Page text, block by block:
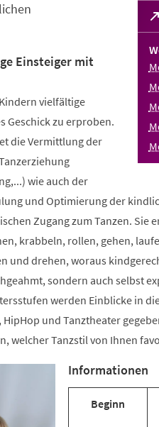
in
Einsteiger mit
vielfältige
Geschick zu erproben.
die Vermittlung der
wie auch der
und Optimierung der
Zugang zum Tanzen. Sie
krabbeln, rollen, gehen,
und drehen, woraus
sondern auch selbst
werden Einblicke in
HipHop und Tanztheater
welcher Tanzstil von Ihnen
Informationen
Beginn